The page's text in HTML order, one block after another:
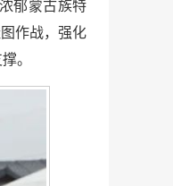
郁蒙古族特
作战，强化
。